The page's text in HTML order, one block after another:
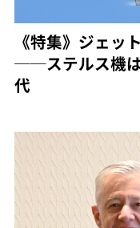
《特集》ジェッ
──ステルス機
代